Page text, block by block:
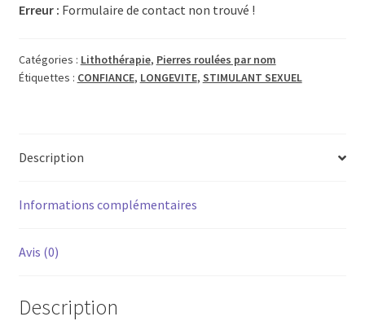
Erreur : Formulaire de contact non trouvé !
Catégories : Lithothérapie, Pierres roulées par nom
Étiquettes : CONFIANCE, LONGEVITE, STIMULANT SEXUEL
Description
Informations complémentaires
Avis (0)
Description